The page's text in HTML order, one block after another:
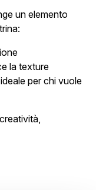
un elemento
la texture
per chi vuole